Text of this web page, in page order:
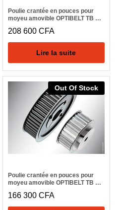
Poulie crantée en pouces pour
moyeu amovible OPTIBELT TB 40
208 600 CFA
Lire la suite
Out Of Stock
Poulie crantée en pouces pour
moyeu amovible OPTIBELT TB 36
166 300 CFA